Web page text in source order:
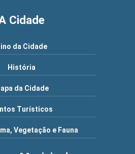
Cidade
da Cidade
História
da Cidade
Turísticos
Vegetação e Fauna